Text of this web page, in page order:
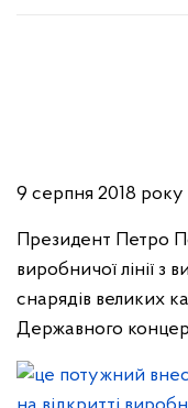
9 серпня 2018 року
Президент Петро
виробничої лінії з
снарядів великих
Державного